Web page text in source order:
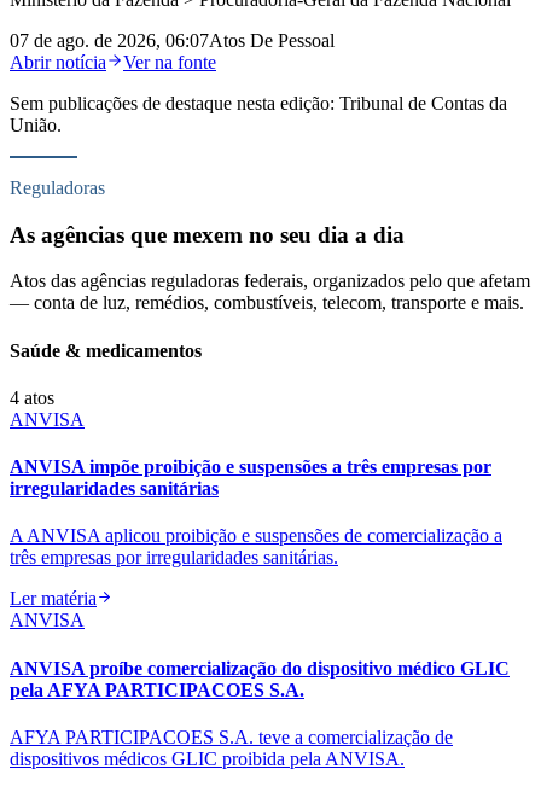
07 de ago. de 2026, 06:07Atos De Pessoal
Abrir notícia
Ver na fonte
Sem publicações de destaque nesta edição: Tribunal de Contas da
União.
Reguladoras
As agências que mexem no seu dia a dia
Atos das agências reguladoras federais, organizados pelo que afetam
— conta de luz, remédios, combustíveis, telecom, transporte e mais.
Saúde & medicamentos
4 atos
ANVISA
ANVISA impõe proibição e suspensões a três empresas por
irregularidades sanitárias
A ANVISA aplicou proibição e suspensões de comercialização a
três empresas por irregularidades sanitárias.
Ler matéria
ANVISA
ANVISA proíbe comercialização do dispositivo médico GLIC
pela AFYA PARTICIPACOES S.A.
AFYA PARTICIPACOES S.A. teve a comercialização de
dispositivos médicos GLIC proibida pela ANVISA.